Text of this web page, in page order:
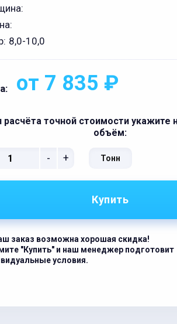
8,0-10,0
от 7 835 ₽
расчёта точной стоимости укажите
объём:
- + Тонн
Купить
заказ возможна хорошая скидка!
"Купить" и наш менеджер подготовит
условия.